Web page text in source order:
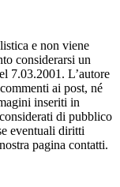
e non viene
considerarsi un
7.03.2001. L’autore
ai post, né
inseriti in
di pubblico
eventuali diritti
pagina contatti.